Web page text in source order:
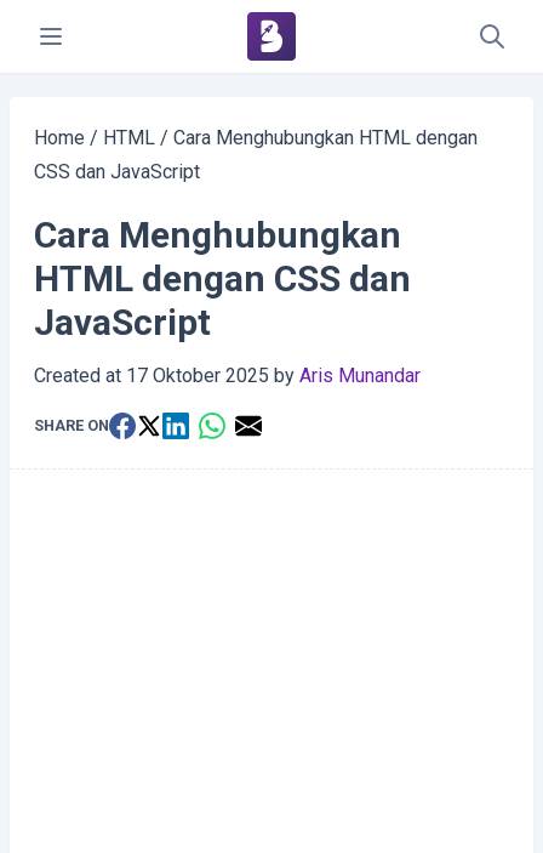
Home / HTML / Cara Menghubungkan HTML dengan
CSS dan JavaScript
Cara Menghubungkan
HTML dengan CSS dan
JavaScript
Created at 17 Oktober 2025 by Aris Munandar
SHARE ON